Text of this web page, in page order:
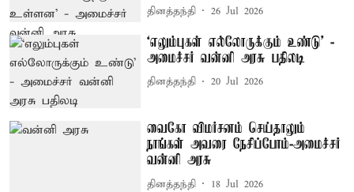
தினத்தந்தி 26 Jul 2026
‘எலும்புகள் எல்லோருக்கும் உண்டு’ -
அமைச்சர் வன்னி அரசு பதிலடி
தினத்தந்தி 20 Jul 2026
வைகோ விமர்சனம் செய்தாலும்
நாங்கள் அவரை நேசிப்போம்-அமைச்சர்
வன்னி அரசு
தினத்தந்தி 18 Jul 2026